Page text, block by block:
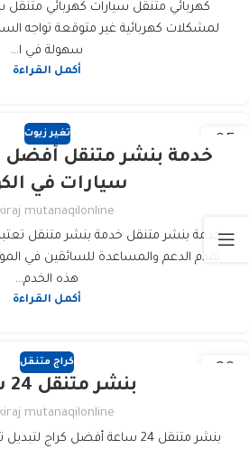
كهربائي متنقل سيارات كهربائي متنقل
لمشكلات كهربائية غير متوقعة تواجه
سهولة في ا...
أكمل القراءة
تغير زيوت
خدمة بنشر متنقل أفضل
سيارات في
kiraj mutanaqilonline
خدمة بنشر متنقل خدمة بنشر متنقل تعتبر
تقدم الدعم والمساعدة للسائقين في
هذه الخدم...
أكمل القراءة
كراج متنقل
بنشر متنقل 24 ساعة
kiraj mutanaqilonline
بنشر متنقل 24 ساعة أفضل كراج